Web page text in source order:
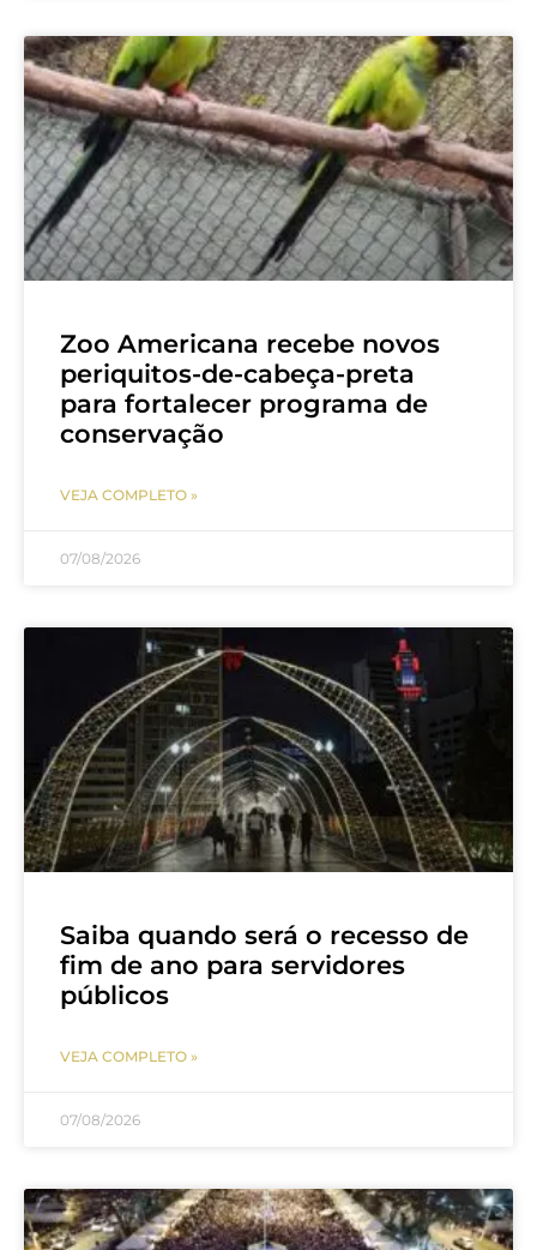
Zoo Americana recebe novos
periquitos-de-cabeça-preta
para fortalecer programa de
conservação
VEJA COMPLETO »
07/08/2026
Saiba quando será o recesso de
fim de ano para servidores
públicos
VEJA COMPLETO »
07/08/2026